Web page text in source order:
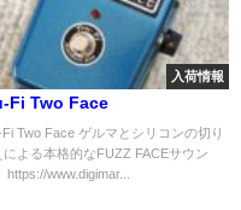
入荷情報
Fi Two Face
Two Face ゲルマとシリコンの切り
による本格的なFUZZ FACEサウン
https://www.digimar...